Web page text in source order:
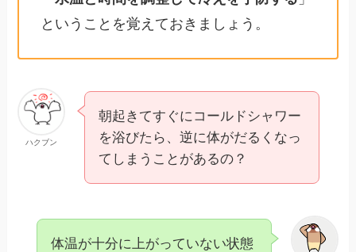
ということを覚えておきましょう。
ハクブン
朝起きてすぐにコールドシャワー
を浴びたら、逆に体がだるくなっ
てしまうことがあるの？
体温が十分に上がっていない状態